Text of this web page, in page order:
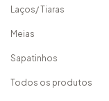
Laços/ Tiaras
Meias
Sapatinhos
Todos os produtos